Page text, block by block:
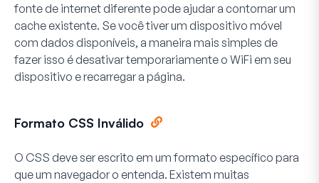
fonte de internet diferente pode ajudar a contornar um
cache existente. Se você tiver um dispositivo móvel
com dados disponíveis, a maneira mais simples de
fazer isso é desativar temporariamente o WiFi em seu
dispositivo e recarregar a página.
Formato CSS Inválido
O CSS deve ser escrito em um formato específico para
que um navegador o entenda. Existem muitas